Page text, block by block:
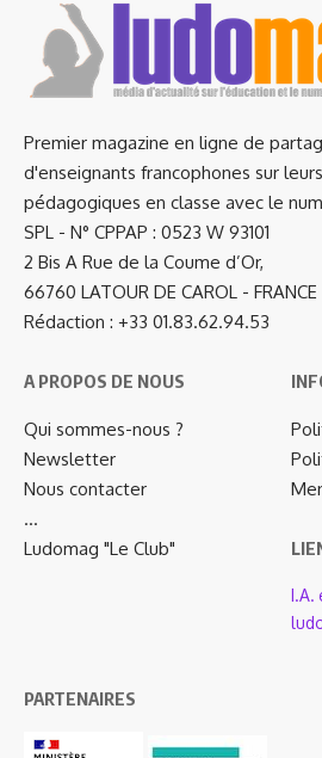
Premier magazine en ligne de
d'enseignants francophones sur
pédagogiques en classe avec le
SPL - N° CPPAP : 0523 W 93101
2 Bis A Rue de la Coume d’Or,
66760 LATOUR DE CAROL - FRANCE
Rédaction : +33 01.83.62.94.53
A PROPOS DE NOUS
Qui sommes-nous ?
Newsletter
Nous contacter
…
Ludomag "Le Club"
PARTENAIRES